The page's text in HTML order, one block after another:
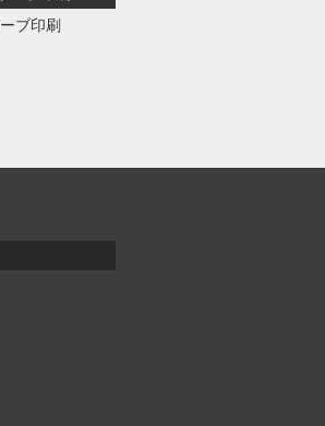
ブ印刷